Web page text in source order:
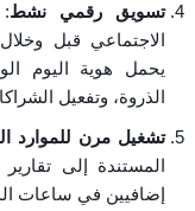
تسويق رقمي نشط:
الاجتماعي قبل
يحمل هوية اليوم
الذروة، وتفعيل
تشغيل مرن للموارد
إضافيين في ساعات